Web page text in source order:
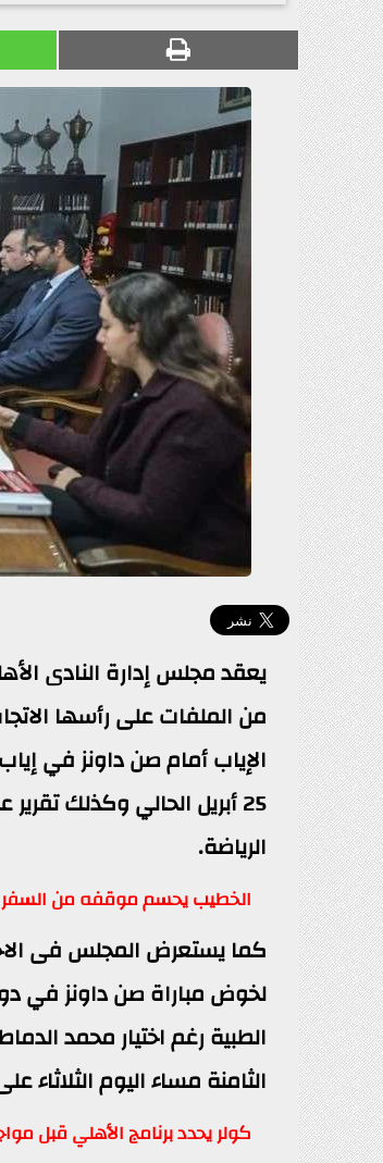
يعقد مجلس إدارة النادى
من الملفات على رأسها
الإياب أمام صن داونز في
25 أبريل الحالي وكذلك
الرياضة.
الخطيب يحسم موقفه من السفر
كما يستعرض المجلس فى
لخوض مباراة صن داونز في
الطبية رغم اختيار محمد
الثامنة مساء اليوم الثلاثاء
كولر يحدد برنامج الأهلي قبل